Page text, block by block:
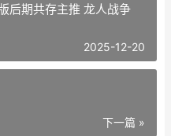
后期共存主推 龙人战争
2025-12-20
下一篇 »